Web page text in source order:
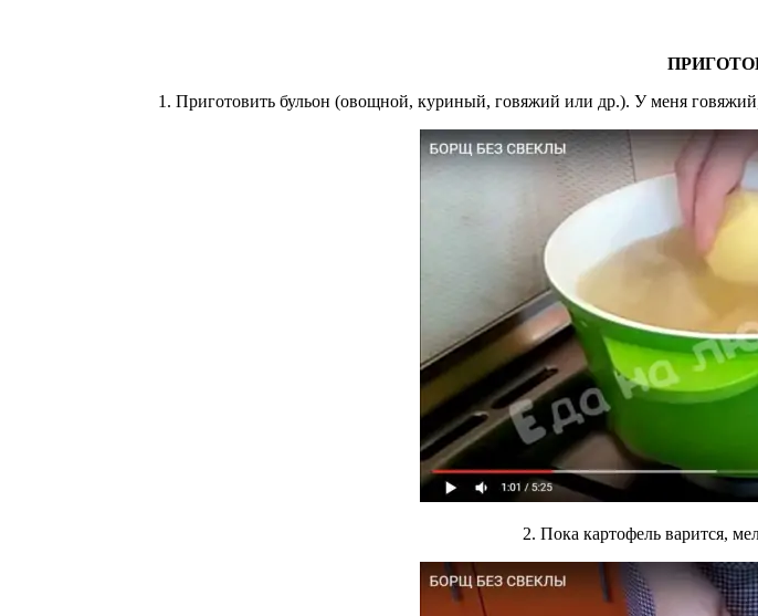
1. Приготовить бульон (овощной, куриный, говяжий или др.). У меня
2. Пока картофель варится,